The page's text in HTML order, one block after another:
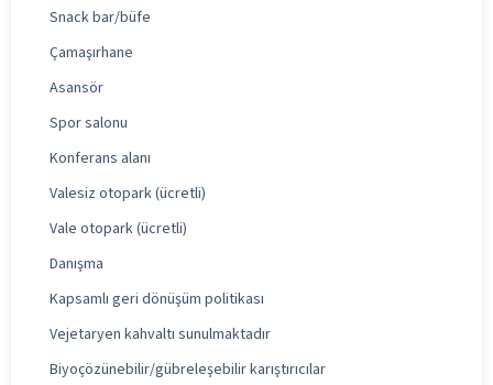
Snack bar/büfe
Çamaşırhane
Asansör
Spor salonu
Konferans alanı
Valesiz otopark (ücretli)
Vale otopark (ücretli)
Danışma
Kapsamlı geri dönüşüm politikası
Vejetaryen kahvaltı sunulmaktadır
Biyoçözünebilir/gübreleşebilir karıştırıcılar